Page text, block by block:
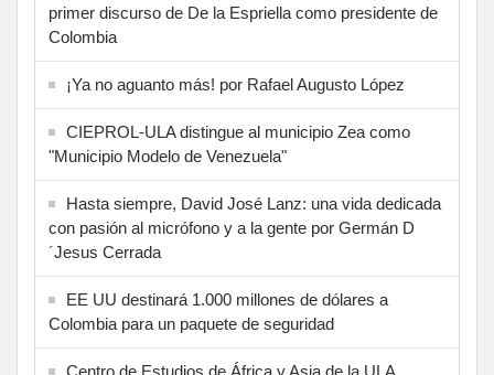
primer discurso de De la Espriella como presidente de
Colombia
¡Ya no aguanto más! por Rafael Augusto López
CIEPROL-ULA distingue al municipio Zea como
"Municipio Modelo de Venezuela"
Hasta siempre, David José Lanz: una vida dedicada
con pasión al micrófono y a la gente por Germán D
´Jesus Cerrada
EE UU destinará 1.000 millones de dólares a
Colombia para un paquete de seguridad
Centro de Estudios de África y Asia de la ULA